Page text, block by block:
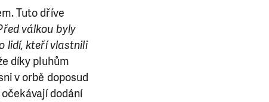
Tuto dříve
válkou byly
lidí, kteří vlastnili
díky pluhům
v orbě doposud
dodání
NÁS!
Ať už se nám
přátel, Vaše